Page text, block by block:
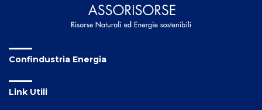
Confindustria Energia
Link Utili